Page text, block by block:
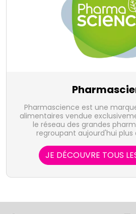
Pharmascience est une
alimentaires vendue
le réseau des grandes
regroupant aujourd'hui plus
(minceur, tonus, articulation,
beauté, détente),
compter parmi les
JE DÉCOUVRE TOUS